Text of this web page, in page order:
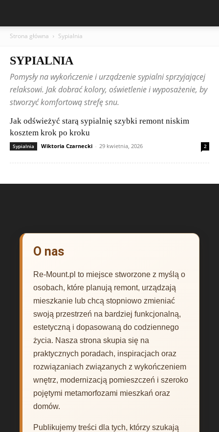
Strona główna Sypialnia
SYPIALNIA
Pomysły na wykończenie i urządzenie sypialni sprzyjającej
relaksowi. Jak dobrać kolory, oświetlenie i wyposażenie, by
stworzyć komfortową strefę snu.
Jak odświeżyć starą sypialnię szybki remont niskim
kosztem krok po kroku
Sypialnia Wiktoria Czarnecki - 29 kwietnia, 2026 2
O nas
Re-Mount.pl to miejsce stworzone z myślą o
osobach, które planują remont, urządzają
mieszkanie lub chcą stopniowo zmieniać
swoją przestrzeń na bardziej funkcjonalną,
estetyczną i dopasowaną do codziennego
życia. Nasza strona skupia się na
praktycznych poradach, inspiracjach oraz
rozwiązaniach związanych z wykończeniem
wnętrz, modernizacją pomieszczeń i szeroko
pojętymi metamorfozami mieszkań oraz
domów.
Publikujemy treści dla tych, którzy szukają